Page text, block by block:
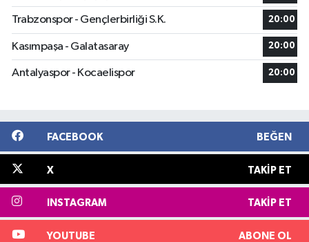
Trabzonspor - Gençlerbirliği S.K. 20:00
Kasımpaşa - Galatasaray 20:00
Antalyaspor - Kocaelispor 20:00
FACEBOOK BEĞEN
X TAKIP ET
INSTAGRAM TAKIP ET
YOUTUBE ABONE OL